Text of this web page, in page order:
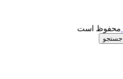
محفوظ است
جستجو